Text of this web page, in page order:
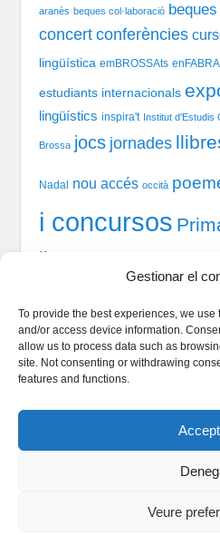
Gestionar el
To provide the best experiences, we
and/or access device information.
allow us to process data such as
site. Not consenting or withdrawing
features and functions.
Veure
aranès beques col·laboració
concert conferències
lingüística emBROSSAts
estudiants internacionals
lingüístics inspira't Institut d'Estudis
Brossa jocs jornades
Nadal nou accés occità
i concursos
llengua
Qui som
Dinamització i
Enxarxats